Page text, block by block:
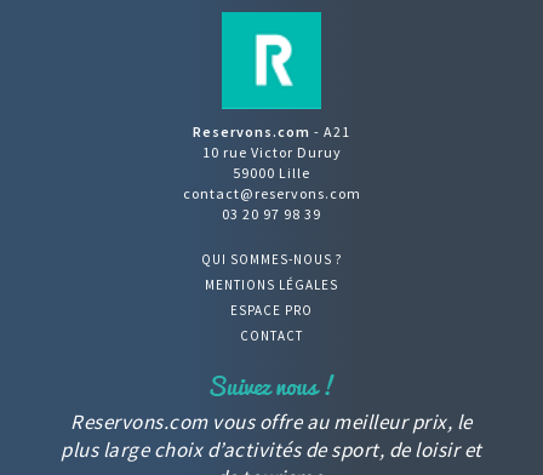
Reservons.com - A21
10 rue Victor Duruy
59000 Lille
contact@reservons.com
03 20 97 98 39
QUI SOMMES-NOUS ?
MENTIONS LÉGALES
ESPACE PRO
CONTACT
Reservons.com vous offre au meilleur prix, le
plus large choix d’activités de sport, de loisir et